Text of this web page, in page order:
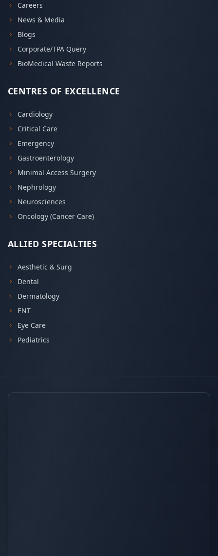
Careers
News & Media
Blogs
Corporate/TPA Query
BioMedical Waste Reports
CENTRES OF EXCELLENCE
Cardiology
Critical Care
Emergency
Gastroenterology
Minimal Access Surgery
Nephrology
Neurosciences
Oncology (Cancer Care)
ALLIED SPECIALTIES
Aesthetic & Surg
Dental
Dermatology
ENT
Eye Care
Pediatrics